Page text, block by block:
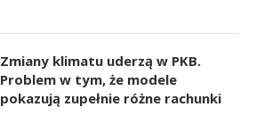
Zmiany klimatu uderzą w PKB.
Problem w tym, że modele
pokazują zupełnie różne rachunki